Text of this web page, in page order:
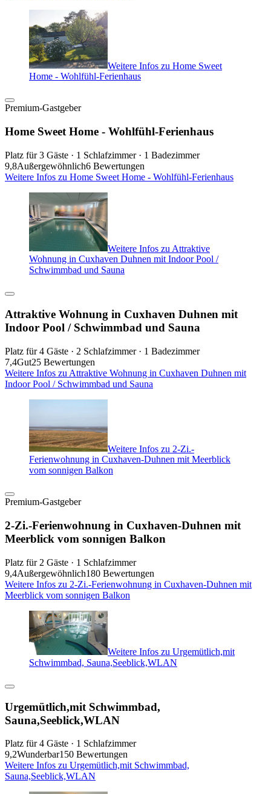
Weitere Infos zu Home Sweet
Home - Wohlfühl-Ferienhaus
Premium-Gastgeber
Home Sweet Home - Wohlfühl-Ferienhaus
Platz für 3 Gäste · 1 Schlafzimmer · 1 Badezimmer
9,8Außergewöhnlich6 Bewertungen
Weitere Infos zu Home Sweet Home - Wohlfühl-Ferienhaus
Weitere Infos zu Attraktive
Wohnung in Cuxhaven Duhnen mit Indoor Pool /
Schwimmbad und Sauna
Attraktive Wohnung in Cuxhaven Duhnen mit
Indoor Pool / Schwimmbad und Sauna
Platz für 4 Gäste · 2 Schlafzimmer · 1 Badezimmer
7,4Gut25 Bewertungen
Weitere Infos zu Attraktive Wohnung in Cuxhaven Duhnen mit
Indoor Pool / Schwimmbad und Sauna
Weitere Infos zu 2-Zi.-
Ferienwohnung in Cuxhaven-Duhnen mit Meerblick
vom sonnigen Balkon
Premium-Gastgeber
2-Zi.-Ferienwohnung in Cuxhaven-Duhnen mit
Meerblick vom sonnigen Balkon
Platz für 2 Gäste · 1 Schlafzimmer
9,4Außergewöhnlich180 Bewertungen
Weitere Infos zu 2-Zi.-Ferienwohnung in Cuxhaven-Duhnen mit
Meerblick vom sonnigen Balkon
Weitere Infos zu Urgemütlich,mit
Schwimmbad, Sauna,Seeblick,WLAN
Urgemütlich,mit Schwimmbad,
Sauna,Seeblick,WLAN
Platz für 4 Gäste · 1 Schlafzimmer
9,2Wunderbar150 Bewertungen
Weitere Infos zu Urgemütlich,mit Schwimmbad,
Sauna,Seeblick,WLAN